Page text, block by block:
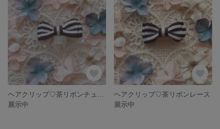
展示中
ヘアクリップ♡茶リボンレース
展示中